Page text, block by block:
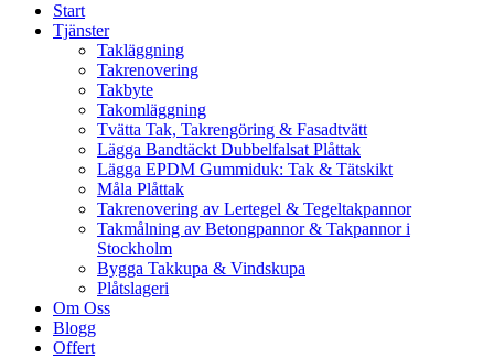
Start
Tjänster
Takläggning
Takrenovering
Takbyte
Takomläggning
Tvätta Tak, Takrengöring & Fasadtvätt
Lägga Bandtäckt Dubbelfalsat Plåttak
Lägga EPDM Gummiduk: Tak & Tätskikt
Måla Plåttak
Takrenovering av Lertegel & Tegeltakpannor
Takmålning av Betongpannor & Takpannor i
Stockholm
Bygga Takkupa & Vindskupa
Plåtslageri
Om Oss
Blogg
Offert